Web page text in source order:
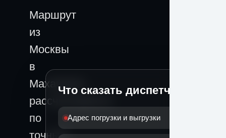
Маршрут
из
Москвы
в
Махачкалу
рассчитывается
по
точным
Что сказать диспетчеру
Адрес погрузки и выгрузки